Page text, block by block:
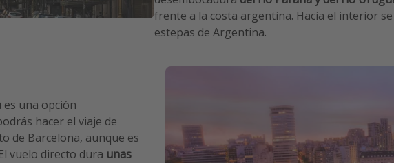
frente a la costa argentina. Hacia el interior
estepas de Argentina.
es una opción
hacer el viaje de
de Barcelona, aunque es
vuelo directo dura unas